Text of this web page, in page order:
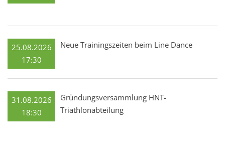
25.08.2026
17:30
Neue Trainingszeiten beim Line Dance
31.08.2026
18:30
Gründungsversammlung HNT-
Triathlonabteilung